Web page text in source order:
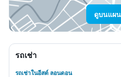
ดูบนแผ
รถเช่า
รถเช่าในอีสต์ ลอนดอน